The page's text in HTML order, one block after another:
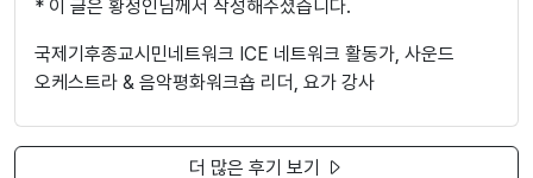
* 이 글은 황정인님께서 작성해주셨습니다.
국제기후종교시민네트워크 ICE 네트워크 활동가, 사운드
오케스트라 & 음악평화워크숍 리더, 요가 강사
더 많은 후기 보기